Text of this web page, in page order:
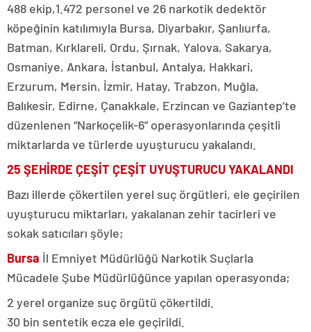
488 ekip,1.472 personel ve 26 narkotik dedektör
köpeğinin katılımıyla Bursa, Diyarbakır, Şanlıurfa,
Batman, Kırklareli, Ordu, Şırnak, Yalova, Sakarya,
Osmaniye, Ankara, İstanbul, Antalya, Hakkari,
Erzurum, Mersin, İzmir, Hatay, Trabzon, Muğla,
Balıkesir, Edirne, Çanakkale, Erzincan ve Gaziantep’te
düzenlenen “Narkoçelik-6” operasyonlarında çeşitli
miktarlarda ve türlerde uyuşturucu yakalandı.
25 ŞEHİRDE ÇEŞİT ÇEŞİT UYUŞTURUCU YAKALANDI
Bazı illerde çökertilen yerel suç örgütleri, ele geçirilen
uyuşturucu miktarları, yakalanan zehir tacirleri ve
sokak satıcıları şöyle;
Bursa İl Emniyet Müdürlüğü Narkotik Suçlarla
Mücadele Şube Müdürlüğünce yapılan operasyonda;
2 yerel organize suç örgütü çökertildi.
30 bin sentetik ecza ele geçirildi.